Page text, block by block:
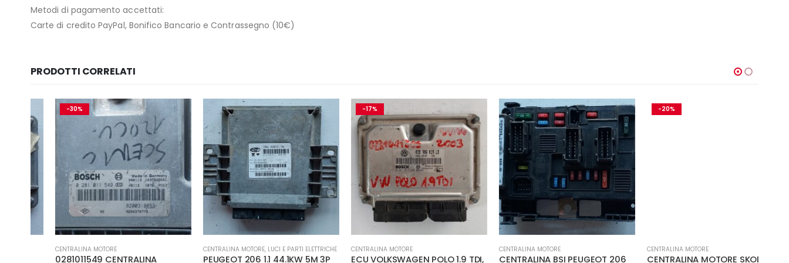
Metodi di pagamento accettati:
Carte di credito PayPal, Bonifico Bancario e Contrassegno (10€)
PRODOTTI CORRELATI
-30%
CENTRALINA MOTORE
0281011549 CENTRALINA
CENTRALINA MOTORE ,LUCI E PARTI ELETTRICHE
PEUGEOT 206 1.1 44.1KW 5M 3P
CENTRALINA MOTORE
ECU VOLKSWAGEN POLO 1.9 TDI,
CENTRALINA MOTORE
CENTRALINA BSI PEUGEOT 206
-20%
CENTRALINA MOTORE
CENTRALINA MOTORE SKODA